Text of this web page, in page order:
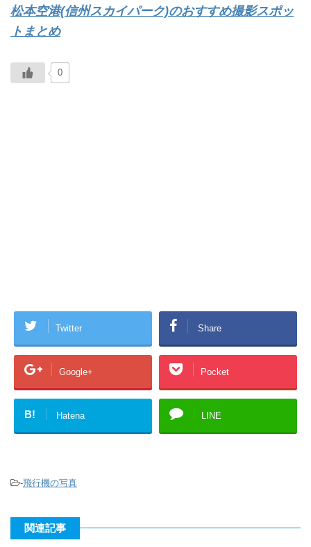
松本空港(信州スカイパーク)のおすすめ撮影スポッ
トまとめ
0
Twitter Share
Google+ Pocket
B! Hatena LINE
-飛行機の写真
関連記事